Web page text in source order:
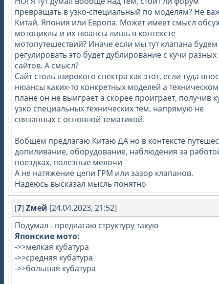
превращать в узко-специальный по моделям? Не
Китай, Япония или Европа. Может имеет смысл
мотоциклы и их нюансы лишь в контексте
мотопутешествий? Иначе если мы тут клапана будем
регулировать это будет дублирование с кучи разных
сайтов. А смысл?
Сайт столь широкого спектра как этот, если туда
нюансы каких-то конкретных моделей а техническом
плане он не выиграет а скорее проиграет, получив
узко специальных технических тем, напрямую не
связанных с основной тематикой.
Вобщем предлагаю Китаю ДА но в контексте
допиливание, оборудование, наблюдения за
поездках, полезные мелочи
А не натяжение цепи ГРМ или зазор клапанов.
Надеюсь высказал мысль понятно
[7] Zмей [24.04.2023, 21:52]
Подумал - предлагаю структуру такую
Японские мото:
->>мелкая кубатура
->>средняя кубатура
->>большая кубатура